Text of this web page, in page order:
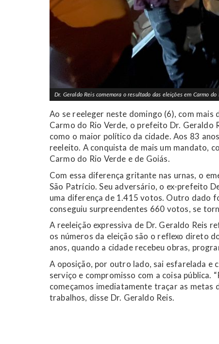
Dr. Geraldo Reis comemora o resultado das eleições em Carmo
Ao se reeleger neste domingo (6), com
Carmo do Rio Verde, o prefeito Dr. Geraldo
como o maior político da cidade. Aos 83
reeleito. A conquista de mais um mandato,
Carmo do Rio Verde e de Goiás.
Com essa diferença gritante nas urnas, o
São Patrício. Seu adversário, o ex-prefeito
uma diferença de 1.415 votos. Outro dado
conseguiu surpreendentes 660 votos, se
A reeleição expressiva de Dr. Geraldo Reis
os números da eleição são o reflexo direto
anos, quando a cidade recebeu obras,
A oposição, por outro lado, sai esfarelada e
serviço e compromisso com a coisa pública.
começamos imediatamente traçar as metas
trabalhos, disse Dr. Geraldo Reis.